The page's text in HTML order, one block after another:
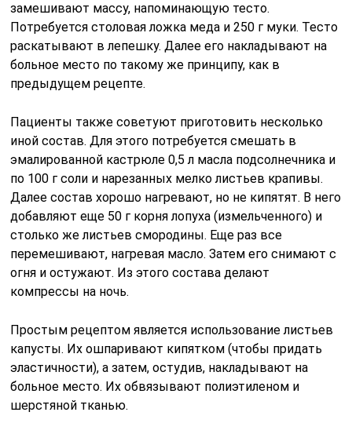
замешивают массу, напоминающую тесто.
Потребуется столовая ложка меда и 250 г муки. Тесто
раскатывают в лепешку. Далее его накладывают на
больное место по такому же принципу, как в
предыдущем рецепте.
Пациенты также советуют приготовить несколько
иной состав. Для этого потребуется смешать в
эмалированной кастрюле 0,5 л масла подсолнечника и
по 100 г соли и нарезанных мелко листьев крапивы.
Далее состав хорошо нагревают, но не кипятят. В него
добавляют еще 50 г корня лопуха (измельченного) и
столько же листьев смородины. Еще раз все
перемешивают, нагревая масло. Затем его снимают с
огня и остужают. Из этого состава делают
компрессы на ночь.
Простым рецептом является использование листьев
капусты. Их ошпаривают кипятком (чтобы придать
эластичности), а затем, остудив, накладывают на
больное место. Их обвязывают полиэтиленом и
шерстяной тканью.